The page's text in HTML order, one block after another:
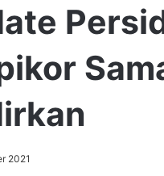
2021